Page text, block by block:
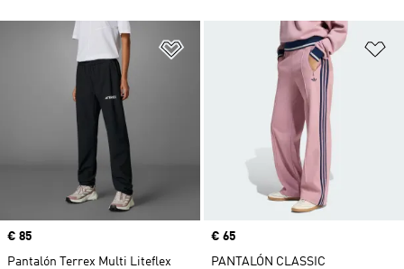
Añadir a la lista de deseos
Precio
€ 85
Pantalón Terrex Multi Liteflex
Precio
€ 65
PANTALÓN CLASSIC